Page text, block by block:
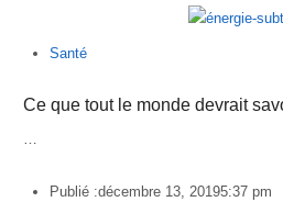
Santé
Ce que tout le monde devrait
…
Publié :décembre 13, 20195:37 pm